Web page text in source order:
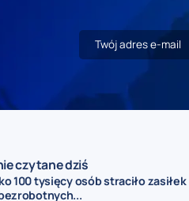
czytane dziś
100 tysięcy osób straciło zasiłek